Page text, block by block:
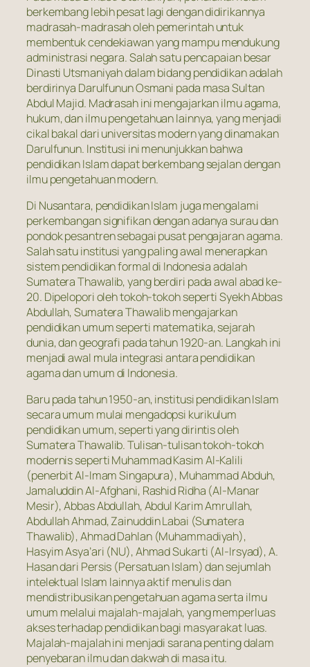
berkembang lebih pesat lagi dengan didirikannya
madrasah-madrasah oleh pemerintah untuk
membentuk cendekiawan yang mampu mendukung
administrasi negara. Salah satu pencapaian besar
Dinasti Utsmaniyah dalam bidang pendidikan adalah
berdirinya Darulfunun Osmani pada masa Sultan
Abdul Majid. Madrasah ini mengajarkan ilmu agama,
hukum, dan ilmu pengetahuan lainnya, yang menjadi
cikal bakal dari universitas modern yang dinamakan
Darulfunun. Institusi ini menunjukkan bahwa
pendidikan Islam dapat berkembang sejalan dengan
ilmu pengetahuan modern.
Di Nusantara, pendidikan Islam juga mengalami
perkembangan signifikan dengan adanya surau dan
pondok pesantren sebagai pusat pengajaran agama.
Salah satu institusi yang paling awal menerapkan
sistem pendidikan formal di Indonesia adalah
Sumatera Thawalib, yang berdiri pada awal abad ke-
20. Dipelopori oleh tokoh-tokoh seperti Syekh Abbas
Abdullah, Sumatera Thawalib mengajarkan
pendidikan umum seperti matematika, sejarah
dunia, dan geografi pada tahun 1920-an. Langkah ini
menjadi awal mula integrasi antara pendidikan
agama dan umum di Indonesia.
Baru pada tahun 1950-an, institusi pendidikan Islam
secara umum mulai mengadopsi kurikulum
pendidikan umum, seperti yang dirintis oleh
Sumatera Thawalib. Tulisan-tulisan tokoh-tokoh
modernis seperti Muhammad Kasim Al-Kalili
(penerbit Al-Imam Singapura), Muhammad Abduh,
Jamaluddin Al-Afghani, Rashid Ridha (Al-Manar
Mesir), Abbas Abdullah, Abdul Karim Amrullah,
Abdullah Ahmad, Zainuddin Labai (Sumatera
Thawalib), Ahmad Dahlan (Muhammadiyah),
Hasyim Asya’ari (NU), Ahmad Sukarti (Al-Irsyad), A.
Hasan dari Persis (Persatuan Islam) dan sejumlah
intelektual Islam lainnya aktif menulis dan
mendistribusikan pengetahuan agama serta ilmu
umum melalui majalah-majalah, yang memperluas
akses terhadap pendidikan bagi masyarakat luas.
Majalah-majalah ini menjadi sarana penting dalam
penyebaran ilmu dan dakwah di masa itu.